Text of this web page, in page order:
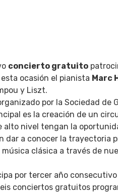
concierto gratuito
esta ocasión el pianista Marc
y Liszt.
por la Sociedad de
es la creación de un
alto nivel tengan la
dar a conocer la trayectoria
clásica a través de
por tercer año
conciertos gratuitos